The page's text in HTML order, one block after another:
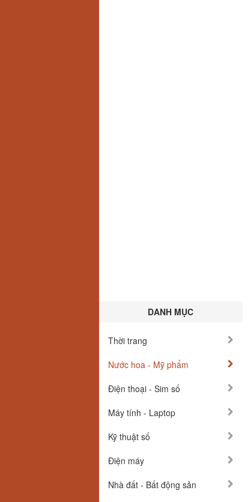
DANH MỤC
Thời trang
Nước hoa - Mỹ phẩm
Điện thoại - Sim số
Máy tính - Laptop
Kỹ thuật số
Điện máy
Nhà đất - Bất động sản